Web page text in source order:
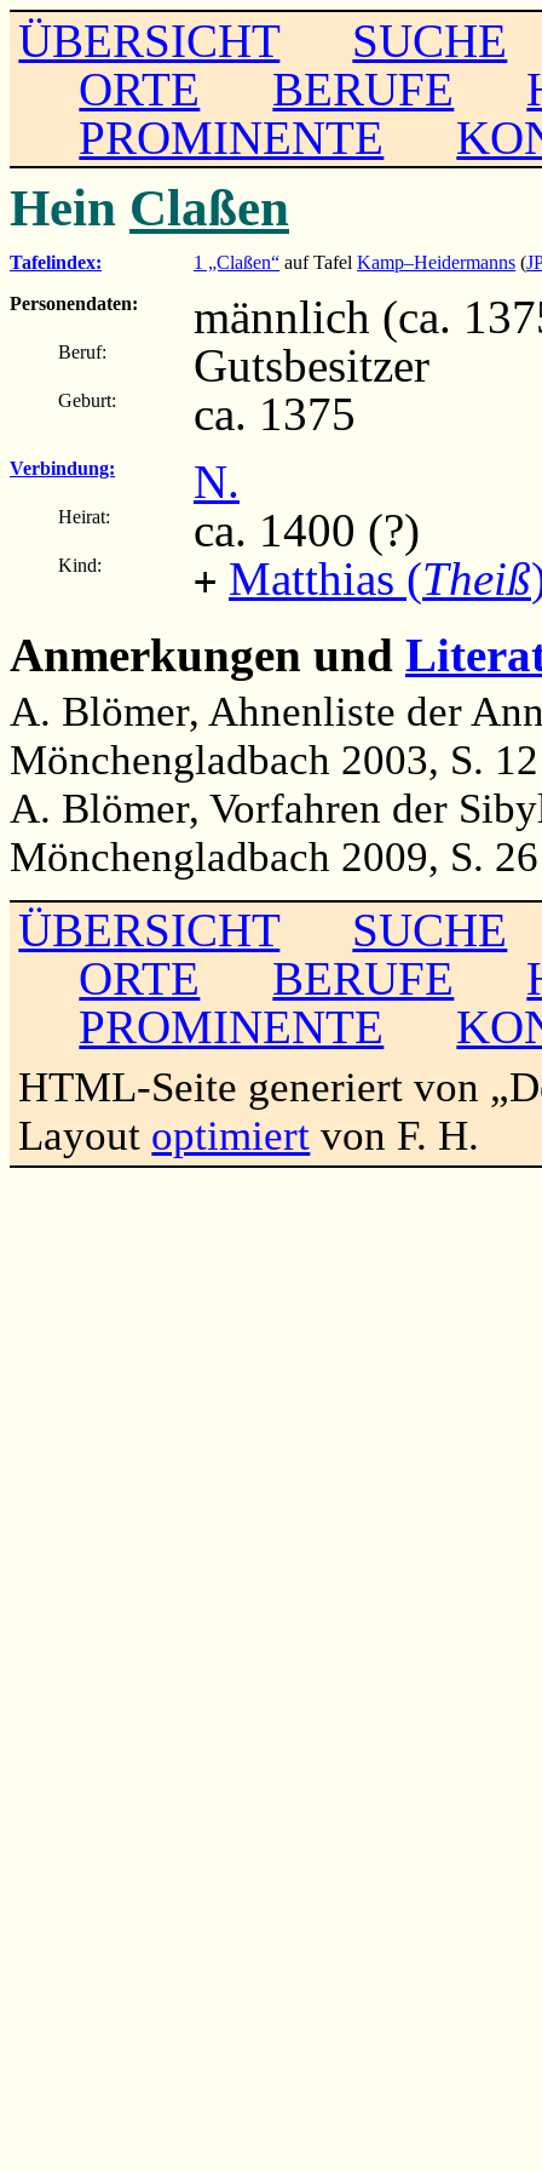
ÜBERSICHT
SUCHE
ORTE
BERUFE
PROMINENTE
Hein Claßen
Tafelindex: 1 „Claßen“ auf Tafel Kamp–Heidermanns (
Personendaten:
männlich (ca.
Beruf: Gutsbesitzer
Geburt: ca. 1375
Verbindung: N.
Heirat: ca. 1400 (?)
Kind: + Matthias (Theiß
Anmerkungen und
A. Blömer, Ahnenliste der
Mönchengladbach 2003, S. 12
A. Blömer, Vorfahren der
Mönchengladbach 2009, S. 26
ÜBERSICHT
SUCHE
ORTE
BERUFE
PROMINENTE
HTML-Seite generiert von
Layout optimiert von F. H.